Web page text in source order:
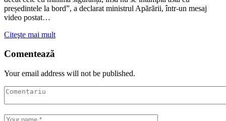
președintele la bord”, a declarat ministrul Apărării, într-un mesaj
video postat…
Citeşte mai mult
Comentează
Your email address will not be published.